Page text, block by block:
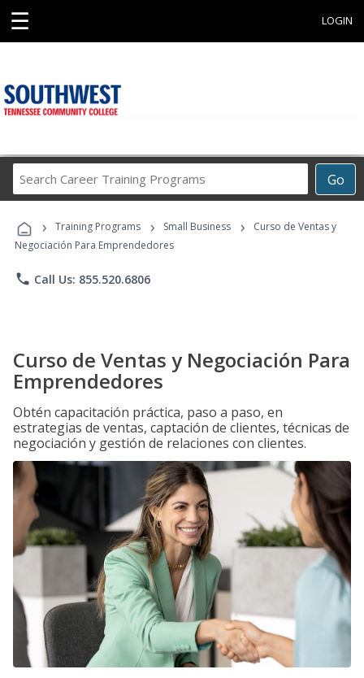
☰ LOGIN
Go
Career
Programs
› Training Programs › Small Business ›
Curso de Ventas y
Negociación Para Emprendedores
phone Call Us: 855.520.6806
Curso de Ventas y Negociación Para
Emprendedores
Obtén capacitación práctica, paso a paso, en
estrategias de ventas, captación de clientes, técnicas de
negociación y gestión de relaciones con clientes.